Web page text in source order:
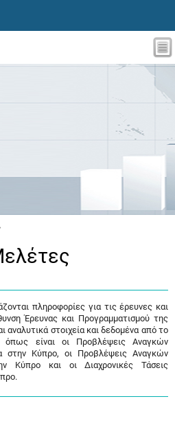
πληροφορίες για τις έρευνες και
Έρευνας και Προγραμματισμού της
στοιχεία και δεδομένα από το
όπως είναι οι Προβλέψεις Αναγκών
στην Κύπρο, οι Προβλέψεις Αναγκών
Κύπρο και οι Διαχρονικές Τάσεις